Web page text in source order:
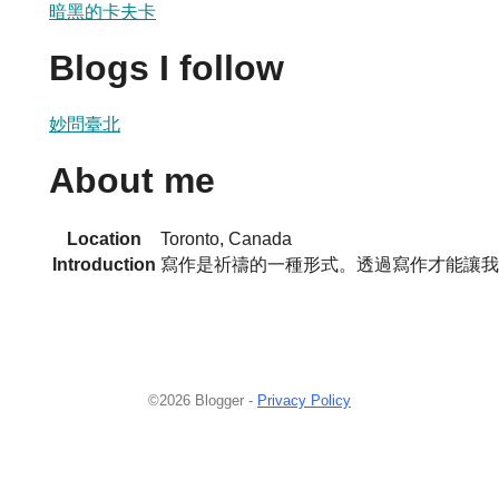
暗黑的卡夫卡
Blogs I follow
妙問臺北
About me
Location
Toronto, Canada
Introduction 寫作是祈禱的一種形式。透過寫作才能讓
©2026 Blogger - Privacy Policy